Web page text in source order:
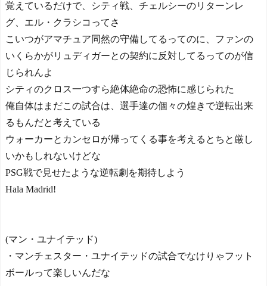
覚えているだけで、シティ戦、チェルシーのリターンレ
グ、エル・クラシコってさ
こいつがアマチュア同然の守備してるってのに、ファンの
いくらかがリュディガーとの契約に反対してるってのが信
じられんよ
シティのクロス一つすら絶体絶命の恐怖に感じられた
俺自体はまだこの試合は、選手達の個々の煌きで逆転出来
るもんだと考えている
ウォーカーとカンセロが帰ってくる事を考えるとちと厳し
いかもしれないけどな
PSG戦で見せたような逆転劇を期待しよう
Hala Madrid!
(マン・ユナイテッド)
・マンチェスター・ユナイテッドの試合でなけりゃフット
ボールって楽しいんだな